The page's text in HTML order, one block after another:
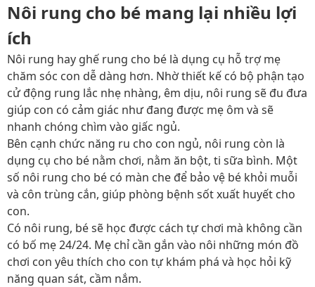
Nôi rung cho bé mang lại nhiều lợi
ích
Nôi rung hay ghế rung cho bé là dụng cụ hỗ trợ mẹ
chăm sóc con dễ dàng hơn. Nhờ thiết kế có bộ phận tạo
cử động rung lắc nhẹ nhàng, êm dịu, nôi rung sẽ đu đưa
giúp con có cảm giác như đang được mẹ ôm và sẽ
nhanh chóng chìm vào giấc ngủ.
Bên cạnh chức năng ru cho con ngủ, nôi rung còn là
dụng cụ cho bé nằm chơi, nằm ăn bột, ti sữa bình. Một
số nôi rung cho bé có màn che để bảo vệ bé khỏi muỗi
và côn trùng cắn, giúp phòng bệnh sốt xuất huyết cho
con.
Có nôi rung, bé sẽ học được cách tự chơi mà không cần
có bố mẹ 24/24. Mẹ chỉ cần gắn vào nôi những món đồ
chơi con yêu thích cho con tự khám phá và học hỏi kỹ
năng quan sát, cầm nắm.